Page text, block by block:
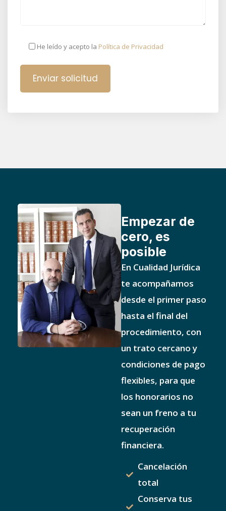
He leído y acepto la Política de Privacidad
Empezar de
cero, es
posible
En Cualidad Jurídica
te acompañamos
desde el primer paso
hasta el final del
procedimiento, con
un trato cercano y
condiciones de pago
flexibles, para que
los honorarios no
sean un freno a tu
recuperación
financiera.
Cancelación
total
Conserva tus